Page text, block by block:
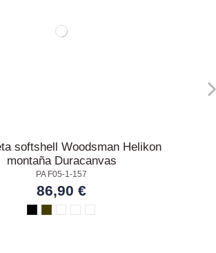
softshell Woodsman Helikon
montaña Duracanvas
PA F05-1-157
86,90 €